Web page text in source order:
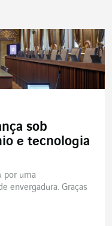
sob
e tecnologia
por uma
envergadura. Graças